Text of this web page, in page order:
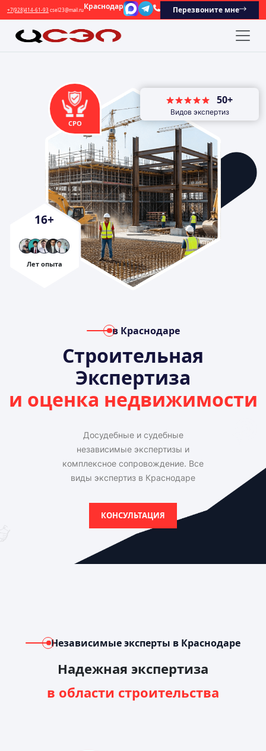
+7(928)414-61-93 csel23@mail.ruКраснодар Перезвоните мне
в Краснодаре
Строительная
Экспертиза
и оценка недвижимости
Досудебные и судебные
независимые экспертизы и
комплексное сопровождение. Все
виды экспертиз в Краснодаре
КОНСУЛЬТАЦИЯ
16+
Лет опыта
СРО
50+
Видов экспертиз
Независимые эксперты в Краснодаре
Надежная экспертиза
в области строительства